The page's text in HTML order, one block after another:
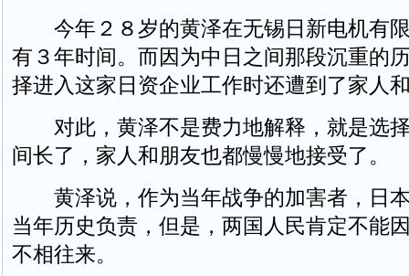
今年２８岁的黄泽在无锡日新电机有
有３年时间。而因为中日之间那段沉重的
择进入这家日资企业工作时还遭到了家人
对此，黄泽不是费力地解释，就是选
间长了，家人和朋友也都慢慢地接受了。
黄泽说，作为当年战争的加害者，日
当年历史负责，但是，两国人民肯定不能
不相往来。